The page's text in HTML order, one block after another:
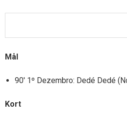
Mål
90′ 1º Dezembro: Dedé Dedé
Kort